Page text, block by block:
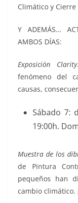
Climático y
Y ADEMÁS…
AMBOS DÍAS:
Exposición Clarity
fenómeno del
causas,
Sábado 7:
19:00h.
Muestra de los
de Pintura
pequeños han
cambio climático.